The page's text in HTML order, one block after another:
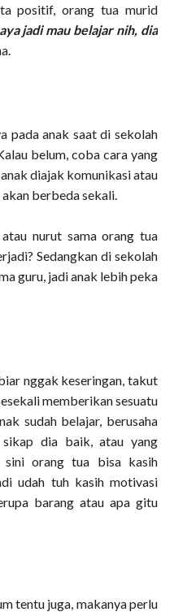
positif, orang tua murid
jadi mau belajar nih, dia
pada anak saat di sekolah
belum, coba cara yang
diajak komunikasi atau
berbeda sekali.
nurut sama orang tua
Sedangkan di sekolah
guru, jadi anak lebih peka
nggak keseringan, takut
memberikan sesuatu
sudah belajar, berusaha
dia baik, atau yang
sini orang tua bisa kasih
udah tuh kasih motivasi
barang atau apa gitu
tentu juga, makanya perlu